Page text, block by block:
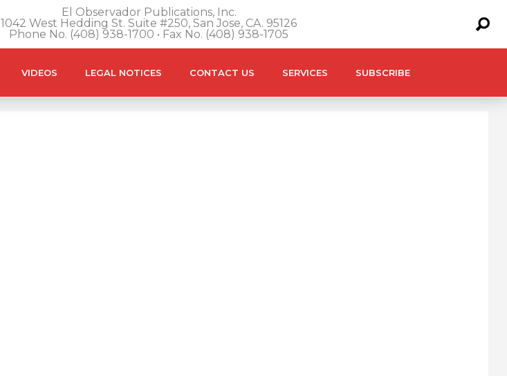
El Observador Publications, Inc.
1042 West Hedding St. Suite #250, San Jose, CA. 95126
Phone No. (408) 938-1700 • Fax No. (408) 938-1705
VIDEOS LEGAL NOTICES CONTACT US SERVICES SUBSCRIBE